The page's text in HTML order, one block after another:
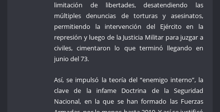
limitación de libertades, desatendiendo las
múltiples denuncias de torturas y asesinatos,
permitiendo la intervención del Ejército en la
represión y luego de la Justicia Militar para juzgar a
civiles, cimentaron lo que terminó llegando en
junio del 73.
Así, se impulsó la teoría del “enemigo interno”, la
clave de la infame Doctrina de la Seguridad
Nacional, en la que se han formado las Fuerzas